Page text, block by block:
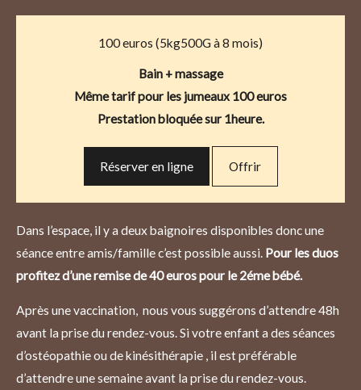
100 euros (5kg500G à 8 mois)
Bain + massage
Même tarif pour les jumeaux 100 euros
Prestation bloquée sur 1heure.
Réserver en ligne Offrir
Dans l’espace, il y a deux baignoires disponibles donc une
séance entre amis/famille c’est possible aussi. Pour les duos
profitez d’une remise de 40 euros pour le 2éme bébé.
Après une vaccination, nous vous suggérons d’attendre 48h
avant la prise du rendez-vous. Si votre enfant a des séances
d’ostéopathie ou de kinésithérapie , il est préférable
d’attendre une semaine avant la prise du rendez-vous.